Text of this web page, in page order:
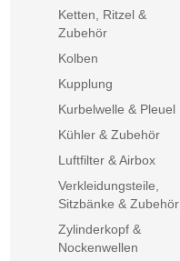
Ketten, Ritzel &
Zubehör
Kolben
Kupplung
Kurbelwelle & Pleuel
Kühler & Zubehör
Luftfilter & Airbox
Verkleidungsteile,
Sitzbänke & Zubehör
Zylinderkopf &
Nockenwellen